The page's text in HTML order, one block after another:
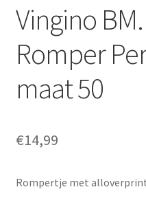
Vingino
Romper
maat 50
€14,99
Rompertje met